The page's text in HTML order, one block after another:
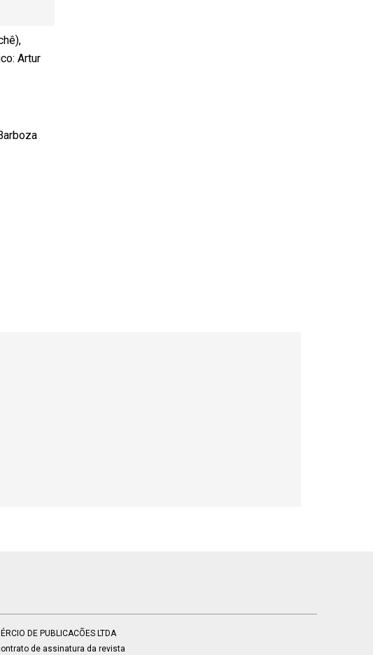
Artur
DE PUBLICACÕES LTDA
de assinatura da revista